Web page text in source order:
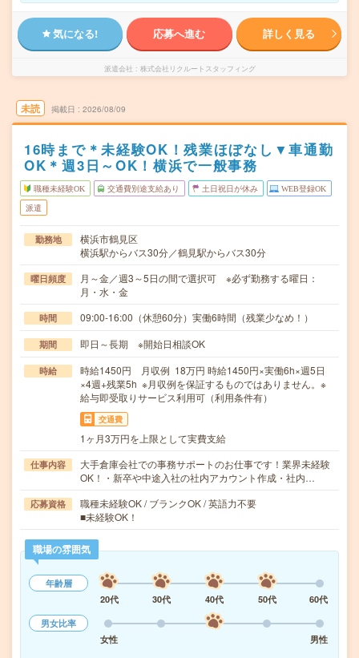
気になる! 応募へ進む 詳しく見る
派遣会社 株式会社リクルートスタッフィング
未読 掲載日 2026/08/09
16時まで＊未経験OK！残業ほぼなし▼車通勤
OK＊週3日～OK！横浜で一般事務
職種未経験OK 交通費別途支給あり 土日祝日が休み WEB登録OK
派遣
勤務地
横浜市鶴見区
横浜駅からバス30分／鶴見駅からバス30分
曜日頻度
月～金／週3～5日の間で選択可 ※必ず勤務する曜日：
月・水・金
時間 09:00-16:00（休憩60分）実働6時間（残業少なめ！）
期間 即日～長期 ※開始日相談OK
時給
時給1450円 月収例 18万円 時給1450円×実働6h×週5日
×4週+残業5h ※月収例を保証するものではありません。※
給与即受取りサービス利用可（利用条件有）
交通費
1ヶ月3万円を上限として実費支給
仕事内容
大手倉庫会社での事務サポートのお仕事です！業界未経験
OK！・新卒や中途入社の社内アカウント作成・社内…
応募資格
職種未経験OK / ブランクOK / 英語力不要
■未経験OK！
職場の雰囲気
年齢層
20代
30代 40代 50代
60代
男女比率
女性
男性